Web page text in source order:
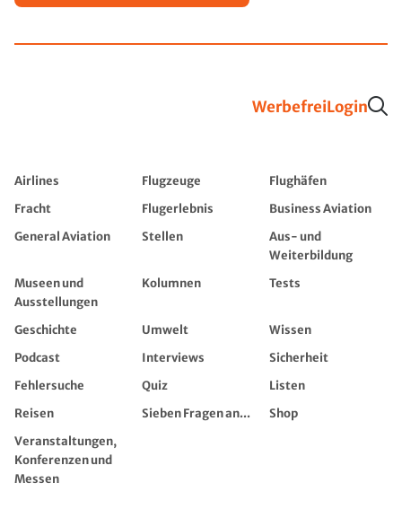
WerbefreiLogin
Airlines Flugzeuge
Flughäfen
Fracht
Flugerlebnis
Business Aviation
General Aviation
Stellen
Aus- und
Weiterbildung
Museen und
Ausstellungen
Kolumnen Tests
Geschichte Umwelt
Wissen
Podcast
Interviews
Sicherheit
Fehlersuche
Quiz
Listen
Reisen
Sieben Fragen an...
Shop
Veranstaltungen,
Konferenzen und
Messen